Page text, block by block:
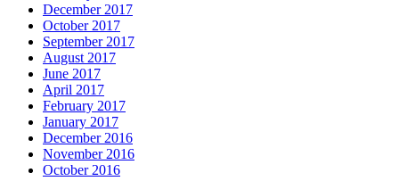
December 2017
October 2017
September 2017
August 2017
June 2017
April 2017
February 2017
January 2017
December 2016
November 2016
October 2016